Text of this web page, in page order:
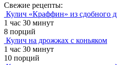
Свежие рецепты:
Кулич «Краффин» из сдобного
1 час 30 минут
8 порций
Кулич на дрожжах с коньяком
1 час 30 минут
10 порций